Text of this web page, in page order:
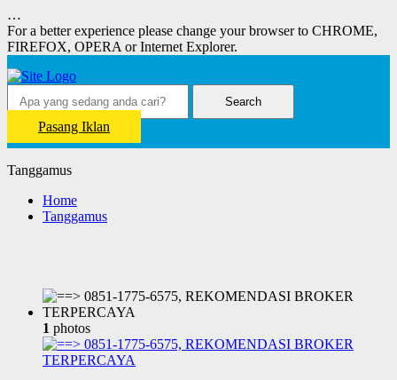
…
For a better experience please change your browser to CHROME,
FIREFOX, OPERA or Internet Explorer.
Search
Pasang Iklan
Tanggamus
Home
Tanggamus
1 photos